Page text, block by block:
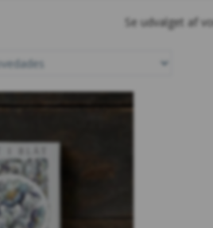
Se udvalget af